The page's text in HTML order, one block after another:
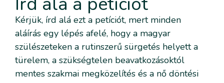
Szülésindításra készülök, mit tehetek a szoptatásért?
Már tudod, hogy szülésindításra kell készülnöd, és
szeretnéd szoptatni a kisbabád? Milyen akadályokkal
kell szembenéznetek? És mit tehetsz, hogy a
legjobb esélyekkel induljatok? Aranyóra
jelentősége Az aranyóra, a korai bőr-bőr kontaktus
Kérjük, írd alá ezt a petíciót, mert minden
aláírás egy lépés afelé, hogy a magyar
szülészeteken a rutinszerű sürgetés helyett a
türelem, a szükségtelen beavatkozásoktól
mentes szakmai megközelítés és a nő döntési